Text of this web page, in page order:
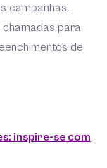
campanhas.
para
de
inspire-se com